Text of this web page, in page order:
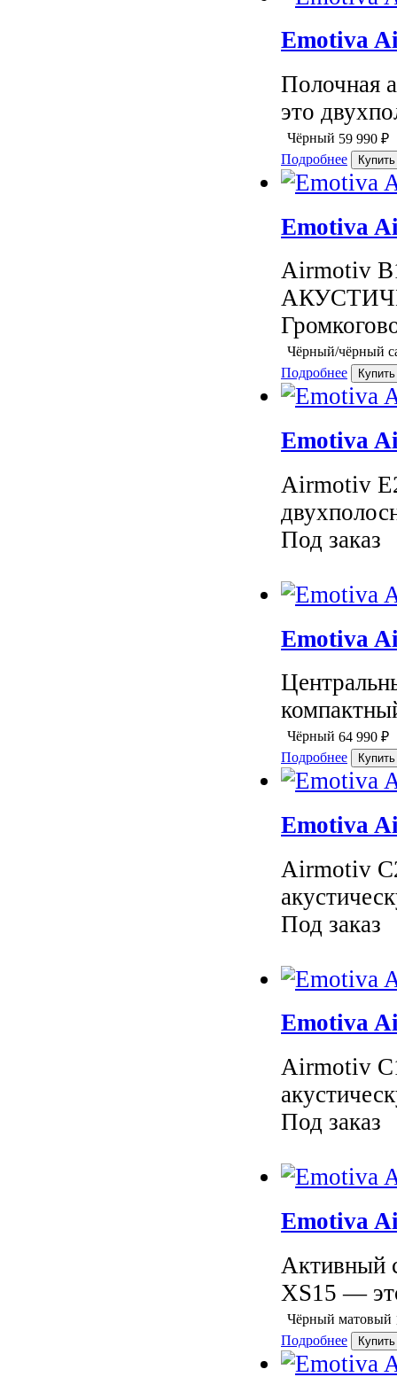
Emotiva
Полочная
это
Чёрный 59 990 ₽
Подробнее
Emotiva
Airmotiv
Чёрный/чёрный
Подробнее
Emotiva
Airmotiv
Под заказ
Emotiva
Чёрный 64 990 ₽
Подробнее
Emotiva
Airmotiv
Под заказ
Emotiva
Airmotiv
Под заказ
Emotiva
Активный
XS15 —
Чёрный матовый
Подробнее